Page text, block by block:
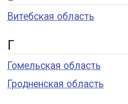
Витебская область
Г
Гомельская область
Гродненская область